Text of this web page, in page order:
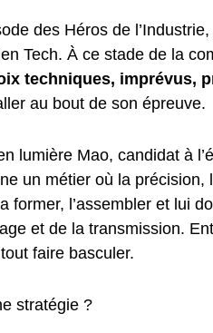
des Héros de
Tech. À ce stade de la
techniques, imprévus,
au bout de son épreuve.
lumière Mao, candidat à
un métier où la
former, l’assembler et lui
et de la transmission.
faire basculer.
stratégie ?